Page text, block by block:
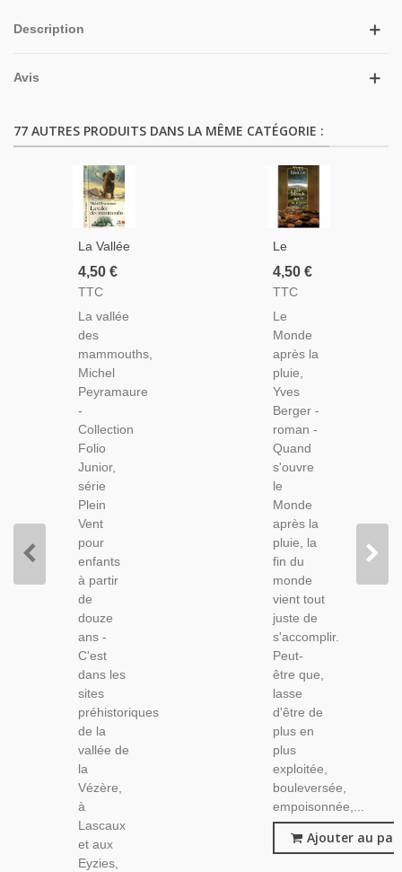
Description
Avis
77 AUTRES PRODUITS DANS LA MÊME CATÉGORIE :
La Vallée
Des
Mammouths,
Peyramaure,
1980 -
Préhistoire,
Fantasy,
Aventures
Jeunesse,
Folio
Junior
4,50 €
TTC
La vallée
des
mammouths,
Michel
Peyramaure
-
Collection
Folio
Junior,
série
Plein
Vent
pour
enfants
à partir
de
douze
ans -
C'est
dans les
sites
préhistoriques
de la
vallée de
la
Vézère,
à
Lascaux
et aux
Eyzies,
Le
Monde
Après La
Yves
Berger,
1998 -
Fin Du
Monde,
Fantaisie,
Amérique
Imaginaire
4,50 €
TTC
Le
Monde
après la
pluie,
Yves
Berger -
roman -
Quand
s'ouvre
le
Monde
après la
pluie, la
fin du
monde
vient tout
juste de
s'accomplir.
Peut-
être que,
lasse
d'être de
plus en
plus
exploitée,
bouleversée,
empoisonnée,...
Ajouter au